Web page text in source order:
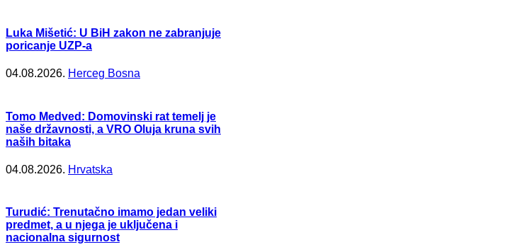
Luka Mišetić: U BiH zakon ne zabranjuje
poricanje UZP-a
04.08.2026. Herceg Bosna
Tomo Medved: Domovinski rat temelj je
naše državnosti, a VRO Oluja kruna svih
naših bitaka
04.08.2026. Hrvatska
Turudić: Trenutačno imamo jedan veliki
predmet, a u njega je uključena i
nacionalna sigurnost